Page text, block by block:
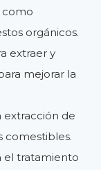
como
orgánicos.
extraer y
mejorar la
extracción de
comestibles.
el tratamiento